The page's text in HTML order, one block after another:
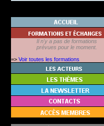
Il n'y a pas de formations
prévues pour le moment.
=> Voir toutes les formations